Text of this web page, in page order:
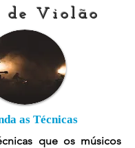
de Violão
as Técnicas
que os músicos